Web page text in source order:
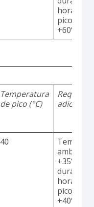
horas
picos até
+60°C
Temperatura
de pico (°C)
adicionais
40
ambiente
+35°C
durante
horas
picos até
+40°C